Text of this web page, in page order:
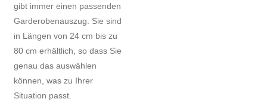
gibt immer einen passenden
Garderobenauszug. Sie sind
in Längen von 24 cm bis zu
80 cm erhältlich, so dass Sie
genau das auswählen
können, was zu Ihrer
Situation passt.